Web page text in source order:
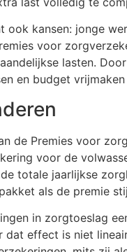
kansen: jonge
voor
lasten.
en budget
de Premies voor
voor de
totale jaarlijkse
als de premie
in zorgtoeslag
effect is niet